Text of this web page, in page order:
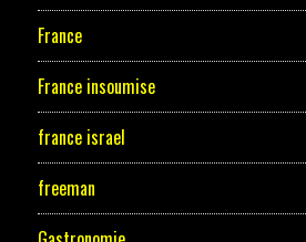
France
France insoumise
france israel
freeman